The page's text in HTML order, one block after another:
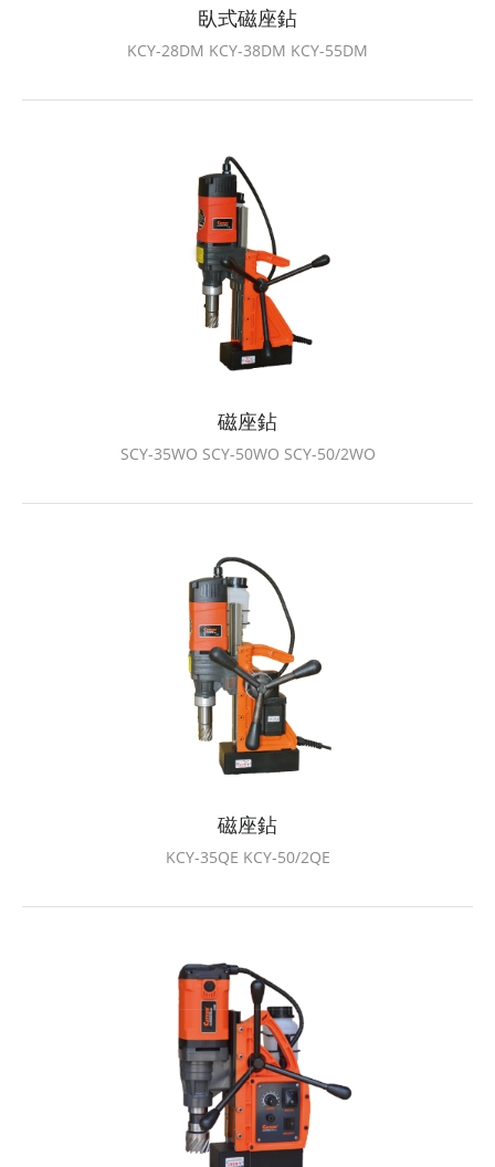
臥式磁座鉆
KCY-28DM KCY-38DM KCY-55DM
磁座鉆
SCY-35WO SCY-50WO SCY-50/2WO
磁座鉆
KCY-35QE KCY-50/2QE